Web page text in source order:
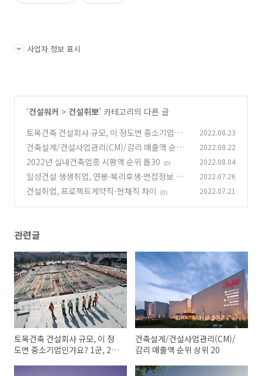
사업자 정보 표시
'건설워커 > 건설취뽀' 카테고리의 다른 글
토목건축 건설회사 규모, 이 정도면 중소기업인
가요? 1군, 2군업체
(0)
2022.08.23
건축설계/건설사업관리(CM)/감리 매출액 순위
상위 20
(0)
2022.08.22
2022년 실내건축업종 시평액 순위 톱30 (0) 2022.08.04
일성건설 생생취업, 연봉·복리후생·면접정보 모
음
(0)
2022.07.26
건설취업, 프로젝트계약직-현채직 차이 (0) 2022.07.21
관련글
토목건축 건설회사 규모, 이 정
도면 중소기업인가요? 1군, 2군
건축설계/건설사업관리(CM)/
감리 매출액 순위 상위 20